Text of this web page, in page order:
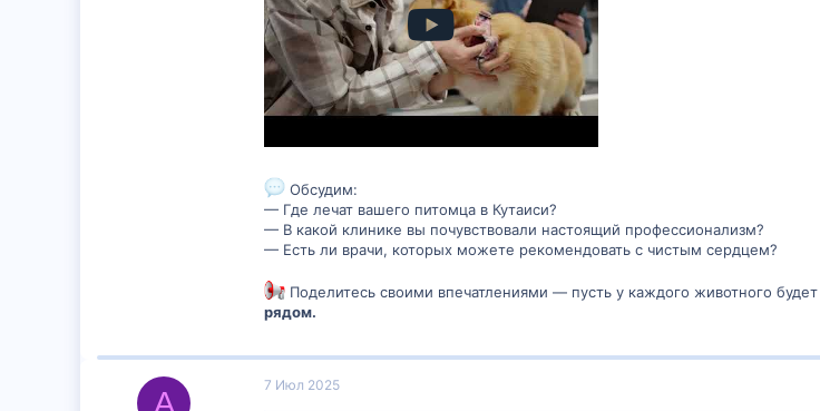
Обсудим:
— Где лечат вашего питомца в Кутаиси?
— В какой клинике вы почувствовали настоящий профессионализм?
— Есть ли врачи, которых можете рекомендовать с чистым сердцем?
Поделитесь своими впечатлениями — пусть у каждого животного
рядом.
A 7 Июл 2025